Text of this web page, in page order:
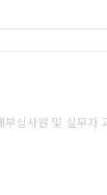
부심사원 및 실무자